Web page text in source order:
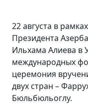
22 августа в
Президента
Ильхама Алиева в
международных
церемония
двух стран –
Бюльбюльоглу.